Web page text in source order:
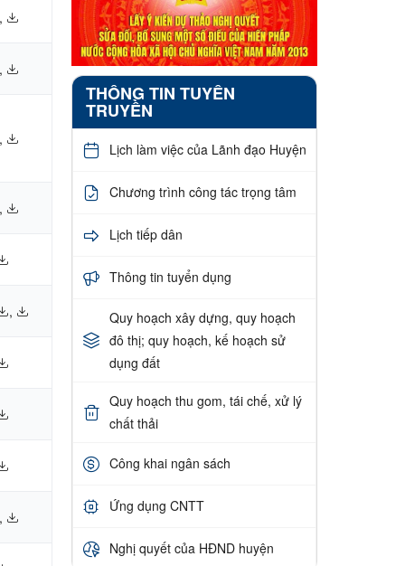
,
,
,
,
,
,
THÔNG TIN TUYÊN
TRUYỀN
Lịch làm việc của Lãnh đạo Huyện
Chương trình công tác trọng tâm
Lịch tiếp dân
Thông tin tuyển dụng
Quy hoạch xây dựng, quy hoạch
đô thị; quy hoạch, kế hoạch sử
dụng đất
Quy hoạch thu gom, tái chế, xử lý
chất thải
Công khai ngân sách
Ứng dụng CNTT
Nghị quyết của HĐND huyện